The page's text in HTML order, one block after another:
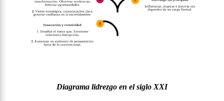
Diagrama lidrezgo en el siglo XXI